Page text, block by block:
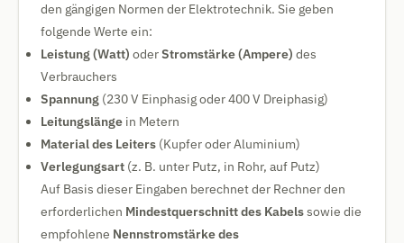
den gängigen Normen der Elektrotechnik. Sie geben
folgende Werte ein:
Leistung (Watt) oderStromstärke (Ampere) des
Verbrauchers
Spannung (230 V Einphasig oder 400 V Dreiphasig)
Leitungslänge in Metern
Material des Leiters (Kupfer oder Aluminium)
Verlegungsart (z. B. unter Putz, in Rohr, auf Putz)
Auf Basis dieser Eingaben berechnet der Rechner den
erforderlichen Mindestquerschnitt des Kabelssowie die
empfohlene Nennstromstärke des